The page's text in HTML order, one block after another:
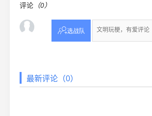
评论 （0）
选战队
最新评论（0）